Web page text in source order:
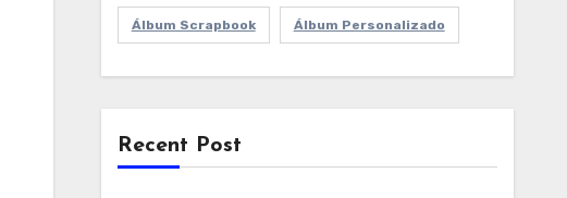
Álbum Scrapbook Álbum Personalizado
Recent Post